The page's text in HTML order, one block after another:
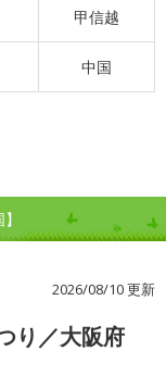
甲信越
中国
2026/08/10 更新
り／大阪府